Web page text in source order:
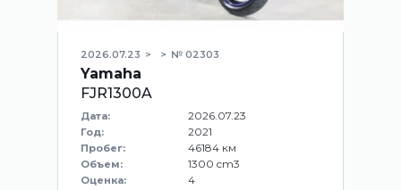
2026.07.23 № 02303
Yamaha
FJR1300A
Дата: 2026.07.23
Год: 2021
Пробег: 46184 км
Объем: 1300 cm3
Оценка: 4